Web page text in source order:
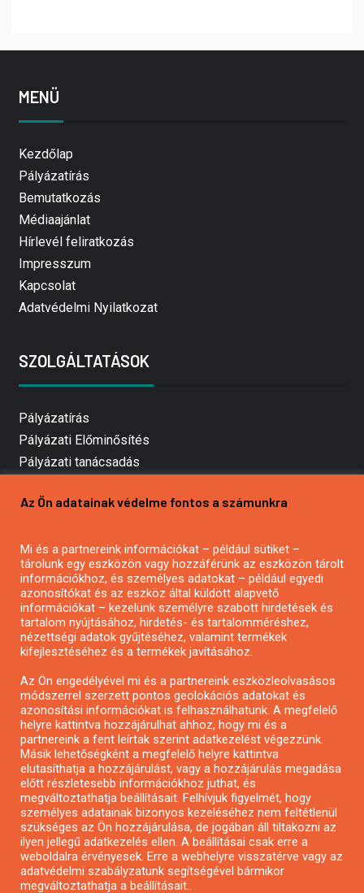
MENÜ
Kezdőlap
Pályázatírás
Bemutatkozás
Médiaajánlat
Hírlevél feliratkozás
Impresszum
Kapcsolat
Adatvédelmi Nyilatkozat
SZOLGÁLTATÁSOK
Pályázatírás
Pályázati Előminősítés
Pályázati tanácsadás
Mezőgazdasági pályázatírás
Pályázatírás civil szervezeteknek
Pályázatírás önkormányzatoknak
Pályázatfigyelés
Specifikus pályázatfigyelés vagy hírlevél
Pályázatok magánszemélyeknek
Pályázatok civil szervezeteknek
Pályázatok vállalkozásoknak
Önkormányzati pályázatok
Mezőgazdasági pályázatok
Falusi turizmus pályázatok
Napelem pályázatok
GINOP pályázatok
Az Ön adatainak védelme fontos a számunkra
Mi és a partnereink információkat – például sütiket –
tárolunk egy eszközön vagy hozzáférünk az eszközön tárolt
információkhoz, és személyes adatokat – például egyedi
azonosítókat és az eszköz által küldött alapvető
információkat – kezelünk személyre szabott hirdetések és
tartalom nyújtásához, hirdetés- és tartalomméréshez,
nézettségi adatok gyűjtéséhez, valamint termékek
kifejlesztéséhez és a termékek javításához.
Az Ön engedélyével mi és a partnereink eszközleolvasásos
módszerrel szerzett pontos geolokációs adatokat és
azonosítási információkat is felhasználhatunk. A megfelelő
helyre kattintva hozzájárulhat ahhoz, hogy mi és a
partnereink a fent leírtak szerint adatkezelést végezzünk.
Másik lehetőségként a megfelelő helyre kattintva
elutasíthatja a hozzájárulást, vagy a hozzájárulás megadása
előtt részletesebb információkhoz juthat, és
megváltoztathatja beállításait. Felhívjuk figyelmét, hogy
személyes adatainak bizonyos kezeléséhez nem feltétlenül
szükséges az Ön hozzájárulása, de jogában áll tiltakozni az
ilyen jellegű adatkezelés ellen. A beállításai csak erre a
weboldalra érvényesek. Erre a webhelyre visszatérve vagy az
adatvédelmi szabályzatunk segítségével bármikor
megváltoztathatja a beállításait..